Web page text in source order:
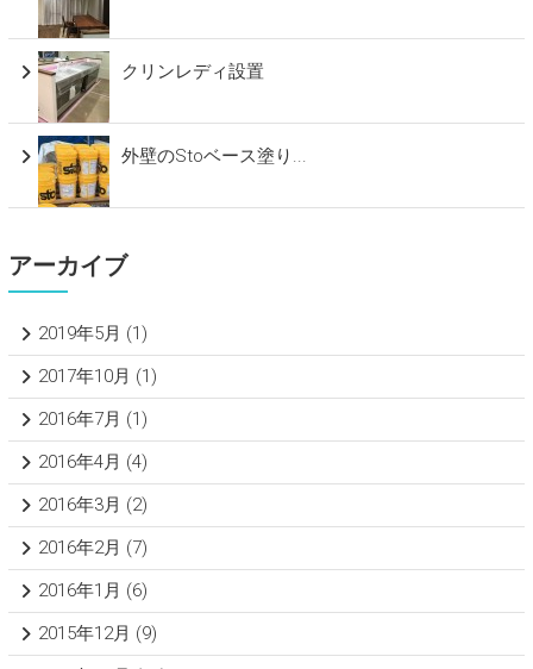
クリンレディ設置
外壁のStoベース塗り...
アーカイブ
2019年5月 (1)
2017年10月 (1)
2016年7月 (1)
2016年4月 (4)
2016年3月 (2)
2016年2月 (7)
2016年1月 (6)
2015年12月 (9)